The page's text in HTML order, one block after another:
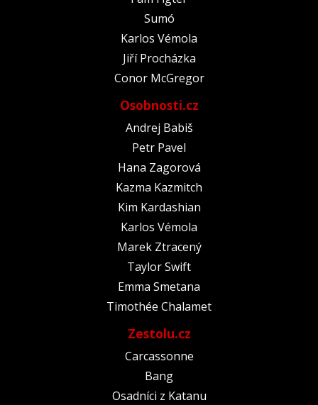
Sumó
Karlos Vémola
Jiří Procházka
Conor McGregor
Osobnosti.cz
Andrej Babiš
Petr Pavel
Hana Zagorová
Kazma Kazmitch
Kim Kardashian
Karlos Vémola
Marek Ztracený
Taylor Swift
Emma Smetana
Timothée Chalamet
Zestolu.cz
Carcassonne
Bang
Osadníci z Katanu